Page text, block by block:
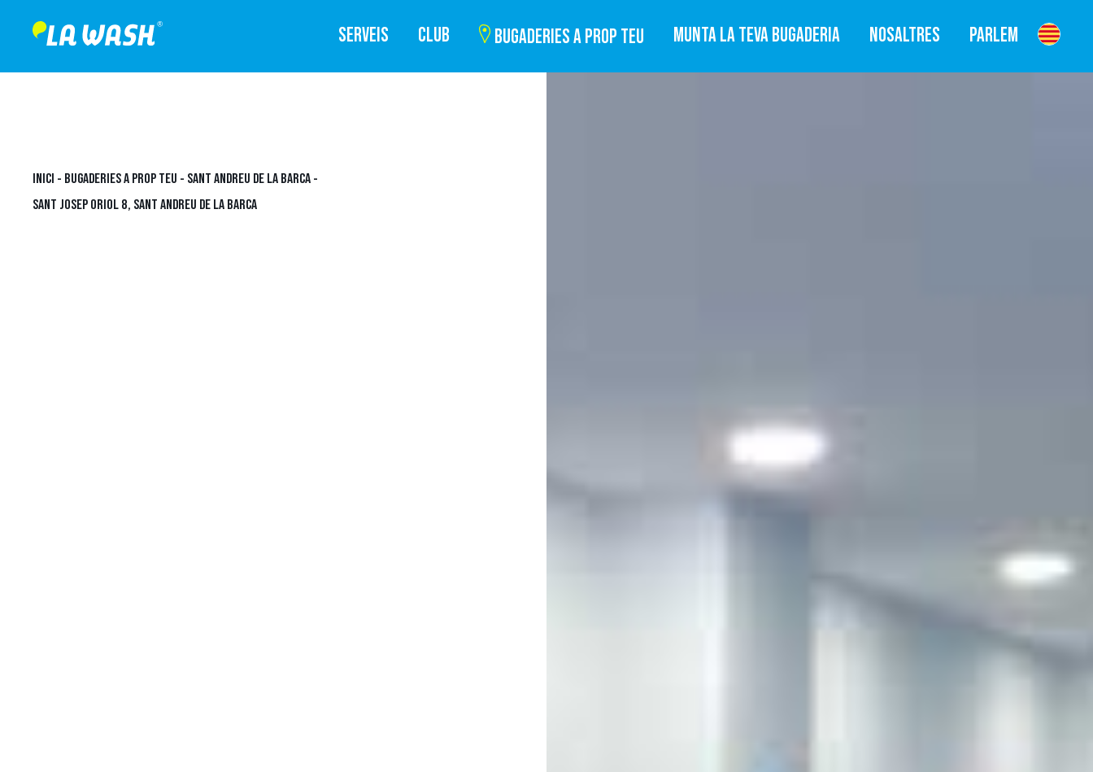
SERVEIS CLUB BUGADERIES A PROP TEU MUNTA LA TEVA BUGADERIA NOSALTRES PARLEM
INICI - BUGADERIES A PROP TEU - SANT ANDREU DE LA BARCA -
SANT JOSEP ORIOL 8, SANT ANDREU DE LA BARCA